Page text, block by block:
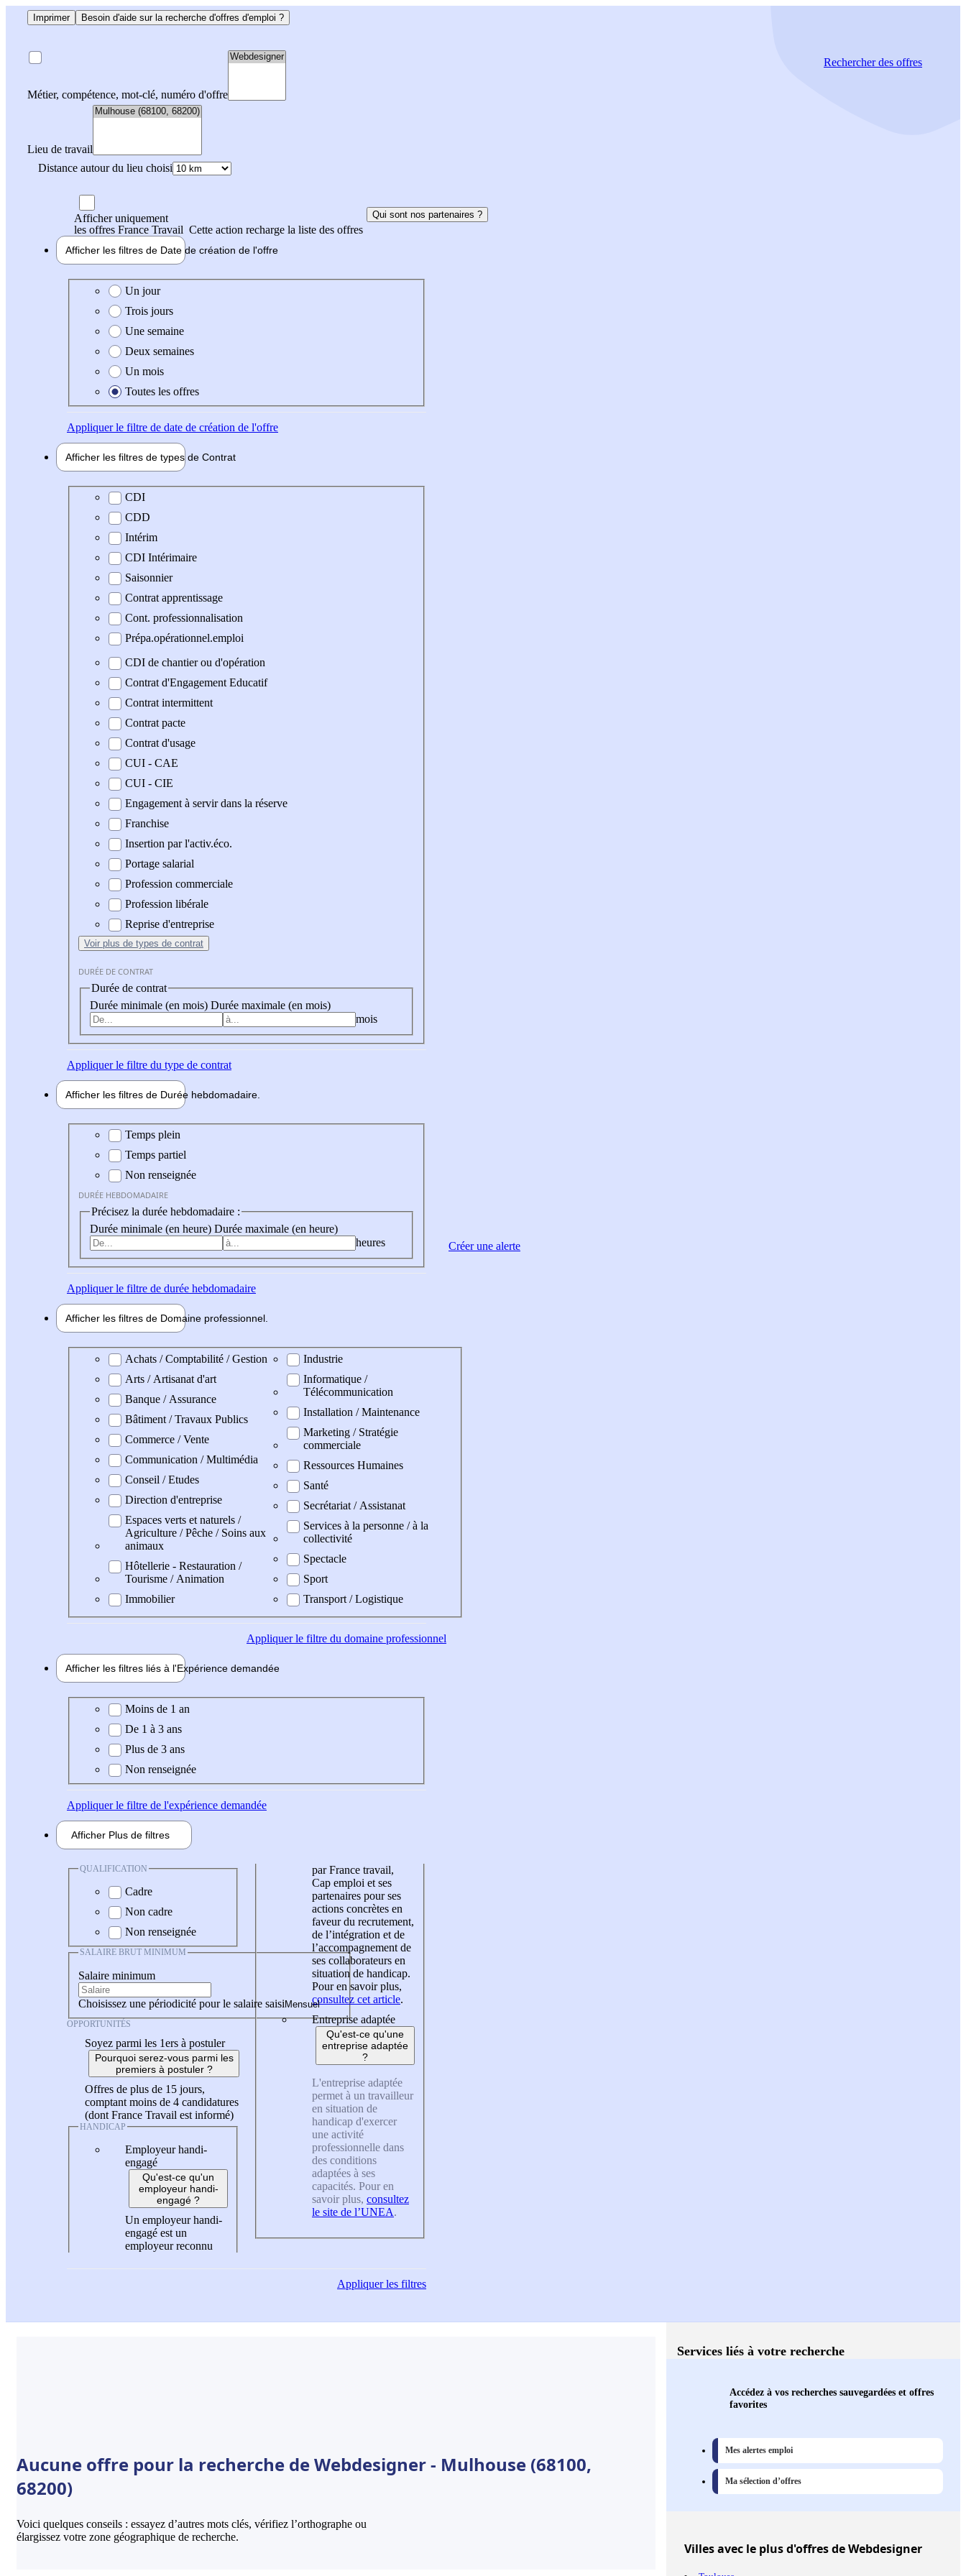
Imprimer Besoin d'aide sur la recherche d'offres d'emploi ?
Métier, compétence, mot-clé, numéro d'offre
Lieu de travail
Distance autour du lieu choisi
Rechercherdes offres
Afficher uniquement
les offres France Travail Cette action recharge la liste des offres
Qui sont nos partenaires ?
Afficher les filtres de Date de création de l'offre
Date de création de l'offre
Un jour
Trois jours
Une semaine
Deux semaines
Un mois
Toutes les offres
Appliquerle filtre de date de création de l'offre
Afficher les filtres de types de Contrat
Type de contrat
CDI
CDD
Intérim
CDI Intérimaire
Saisonnier
Contrat apprentissage
Cont. professionnalisation
Prépa.opérationnel.emploi
CDI de chantier ou d'opération
Contrat d'Engagement Educatif
Contrat intermittent
Contrat pacte
Contrat d'usage
CUI - CAE
CUI - CIE
Engagement à servir dans la réserve
Franchise
Insertion par l'activ.éco.
Portage salarial
Profession commerciale
Profession libérale
Reprise d'entreprise
Voir plus de types de contrat
DURÉE DE CONTRAT
Durée de contrat
Durée minimale (en mois) Durée maximale (en mois)
mois
Appliquerle filtre du type de contrat
Afficher les filtres de Durée hebdomadaire
Durée hebdomadaire
Temps plein
Temps partiel
Non renseignée
DURÉE HEBDOMADAIRE
Précisez la durée hebdomadaire :
Durée minimale (en heure) Durée maximale (en heure)
heures
Appliquerle filtre de durée hebdomadaire
Afficher les filtres de Domaine professionnel
Domaine professionel
Achats / Comptabilité / Gestion
Arts / Artisanat d'art
Banque / Assurance
Bâtiment / Travaux Publics
Commerce / Vente
Communication / Multimédia
Conseil / Etudes
Direction d'entreprise
Espaces verts et naturels /
Agriculture / Pêche / Soins aux
animaux
Hôtellerie - Restauration /
Tourisme / Animation
Immobilier
Industrie
Informatique /
Télécommunication
Installation / Maintenance
Marketing / Stratégie
commerciale
Ressources Humaines
Santé
Secrétariat / Assistanat
Services à la personne / à la
collectivité
Spectacle
Sport
Transport / Logistique
Appliquerle filtre du domaine professionnel
Afficher les filtres liés à l'Expérience demandée
Expérience demandée
Moins de 1 an
De 1 à 3 ans
Plus de 3 ans
Non renseignée
Appliquerle filtre de l'expérience demandée
Afficher Plus de filtres
QUALIFICATION
Cadre
Non cadre
Non renseignée
SALAIRE BRUT MINIMUM
Salaire minimum
Choisissez une périodicité pour le salaire saisi
OPPORTUNITÉS
Soyez parmi les 1ers à postuler
Pourquoi serez-vous parmi les
premiers à postuler ?
Offres de plus de 15 jours,
comptant moins de 4 candidatures
(dont France Travail est informé)
HANDICAP
Employeur handi-
engagé
Qu'est-ce qu'un
employeur handi-
engagé ?
Un employeur handi-
engagé est un
employeur reconnu
par France travail,
Cap emploi et ses
partenaires pour ses
actions concrètes en
faveur du recrutement,
de l’intégration et de
l’accompagnement de
ses collaborateurs en
situation de handicap.
Pour en savoir plus,
consultez cet article.
Entreprise adaptée
Qu'est-ce qu'une
entreprise adaptée
?
L'entreprise adaptée
permet à un travailleur
en situation de
handicap d'exercer
une activité
professionnelle dans
des conditions
adaptées à ses
capacités. Pour en
savoir plus, consultez
le site de l’UNEA.
Appliquerles filtres
Créer une alerte
Aucune offre pour la recherche de Webdesigner - Mulhouse (68100,
68200)
Voici quelques conseils : essayez d’autres mots clés, vérifiez l’orthographe ou
élargissez votre zone géographique de recherche.
Services liés à votre recherche
Accédez à vos recherches sauvegardées et offres
favorites
Mes alertes emploi
Ma sélection d’offres
Villesavec le plus d'offres de Webdesigner